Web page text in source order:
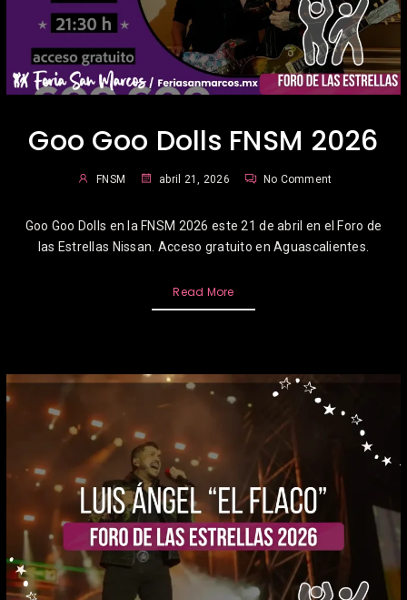
Goo Goo Dolls FNSM 2026
FNSM abril 21, 2026 No Comment
Goo Goo Dolls en la FNSM 2026 este 21 de abril en el Foro de
las Estrellas Nissan. Acceso gratuito en Aguascalientes.
Read More